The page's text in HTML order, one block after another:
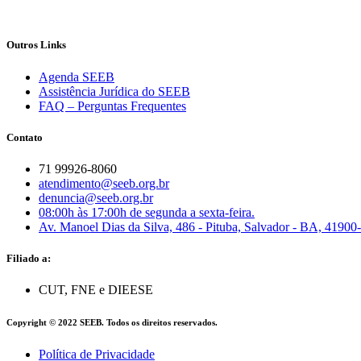
Outros Links
Agenda SEEB
Assistência Jurídica do SEEB
FAQ – Perguntas Frequentes
Contato
71 99926-8060
atendimento@seeb.org.br
denuncia@seeb.org.br
08:00h às 17:00h de segunda a sexta-feira.
Av. Manoel Dias da Silva, 486 - Pituba, Salvador - BA,
Filiado a:
CUT, FNE e DIEESE
Copyright © 2022 SEEB. Todos os direitos reservados.
Política de Privacidade